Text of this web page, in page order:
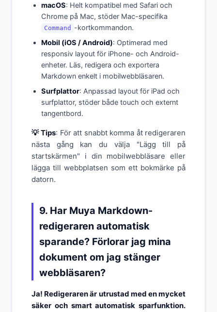
macOS: Helt kompatibel med Safari och
Chrome på Mac, stöder Mac-specifika
Command -kortkommandon.
Mobil (iOS / Android): Optimerad med
responsiv layout för iPhone- och Android-
enheter. Läs, redigera och exportera
Markdown enkelt i mobilwebbläsaren.
Surfplattor: Anpassad layout för iPad och
surfplattor, stöder både touch och externt
tangentbord.
💡 Tips: För att snabbt komma åt redigeraren
nästa gång kan du välja "Lägg till på
startskärmen" i din mobilwebbläsare eller
lägga till webbplatsen som ett bokmärke på
datorn.
9. Har Muya Markdown-
redigeraren automatisk
sparande? Förlorar jag mina
dokument om jag stänger
webbläsaren?
Ja! Redigeraren är utrustad med en mycket
säker och smart automatisk sparfunktion.